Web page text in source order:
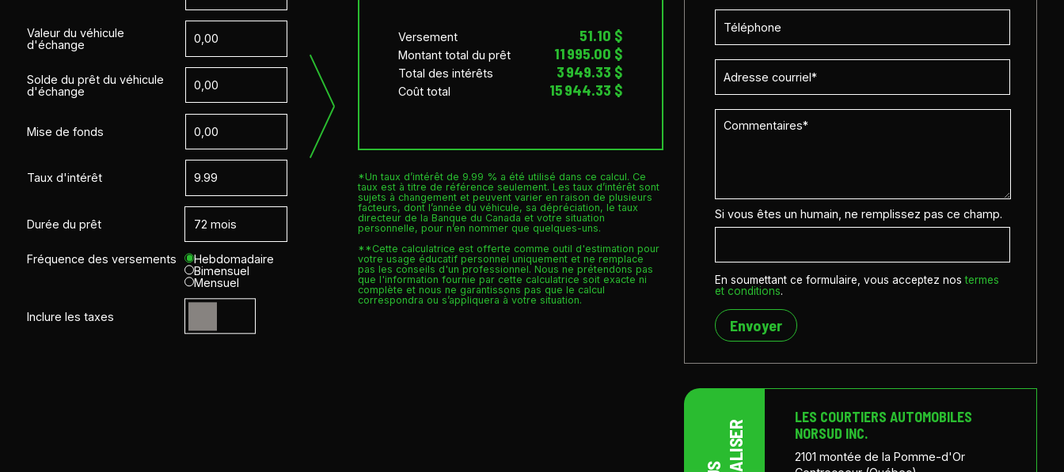
Valeur du véhicule
d'échange
Solde du prêt du véhicule
d'échange
Mise de fonds
Taux d'intérêt
Durée du prêt
Fréquence des versements
Hebdomadaire
Bimensuel
Mensuel
Inclure les taxes
Versement 51.10 $
Montant total du prêt 11 995.00 $
Total des intérêts 3 949.33 $
Coût total 15 944.33 $
*Un taux d’intérêt de 9.99 % a été utilisé dans ce calcul. Ce
taux est à titre de référence seulement. Les taux d’intérêt sont
sujets à changement et peuvent varier en raison de plusieurs
facteurs, dont l’année du véhicule, sa dépréciation, le taux
directeur de la Banque du Canada et votre situation
personnelle, pour n’en nommer que quelques-uns.
**Cette calculatrice est offerte comme outil d'estimation pour
votre usage éducatif personnel uniquement et ne remplace
pas les conseils d'un professionnel. Nous ne prétendons pas
que l'information fournie par cette calculatrice soit exacte ni
complète et nous ne garantissons pas que le calcul
correspondra ou s’appliquera à votre situation.
Si vous êtes un humain, ne remplissez pas ce champ.
En soumettant ce formulaire, vous acceptez nostermes
et conditions.
Envoyer
LES COURTIERS AUTOMOBILES
NORSUD INC.
2101 montée de la Pomme-d'Or